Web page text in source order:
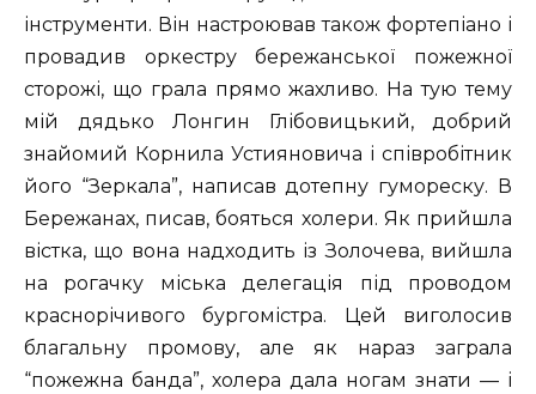
інструменти. Він настроював також фортепіано і
провадив оркестру бережанської пожежної
сторожі, що грала прямо жахливо. На тую тему
мій дядько Лонгин Глібовицький, добрий
знайомий Корнила Устияновича і співробітник
його “Зеркала”, написав дотепну гумореску. В
Бережанах, писав, бояться холери. Як прийшла
вістка, що вона надходить із Золочева, вийшла
на рогачку міська делегація під проводом
краснорічивого бургомістра. Цей виголосив
благальну промову, але як нараз заграла
“пожежна банда”, холера дала ногам знати — і